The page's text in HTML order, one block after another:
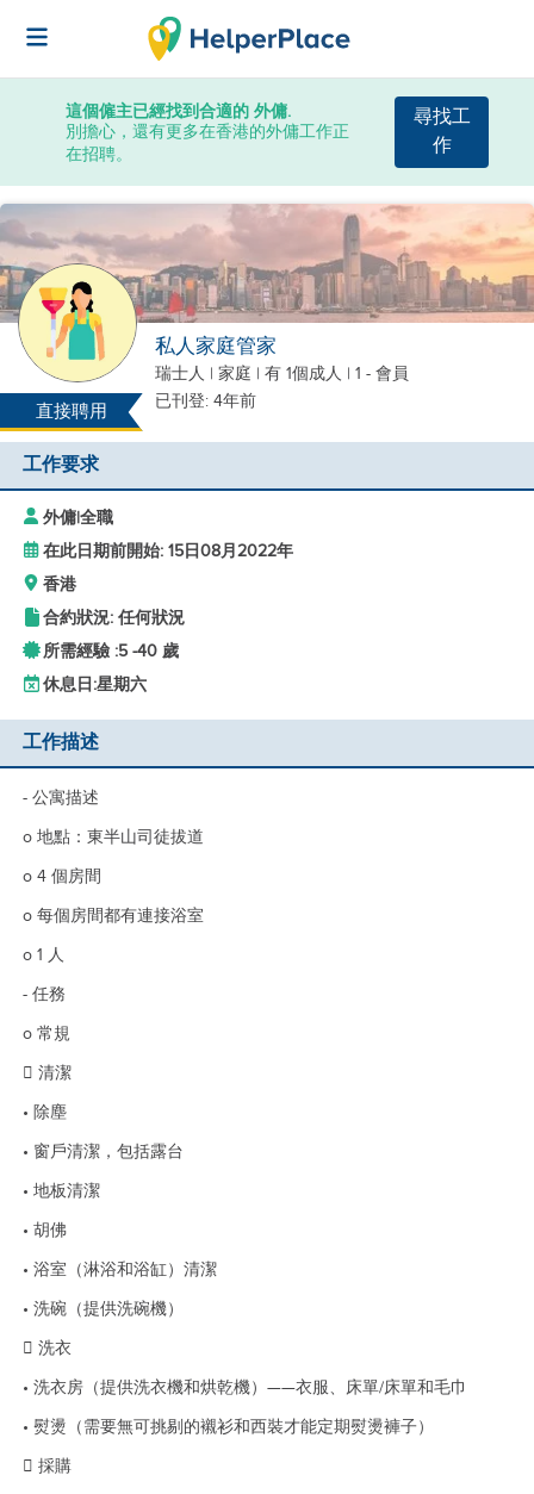
這個僱主已經找到合適的 外傭.
別擔心，還有更多在香港的外傭工作正
在招聘。
尋找工
作
直接聘用
私人家庭管家
瑞士人 | 家庭 | 有 1個成人 | 1 - 會員
已刊登: 4年前
工作要求
外傭|全職
在此日期前開始: 15日08月2022年
香港
合約狀況: 任何狀況
所需經驗 :5 -40 歲
休息日:星期六
工作描述
- 公寓描述
o 地點：東半山司徒拔道
o 4 個房間
o 每個房間都有連接浴室
o 1 人
- 任務
o 常規
 清潔
• 除塵
• 窗戶清潔，包括露台
• 地板清潔
• 胡佛
• 浴室（淋浴和浴缸）清潔
• 洗碗（提供洗碗機）
 洗衣
• 洗衣房（提供洗衣機和烘乾機）——衣服、床單/床單和毛巾
• 熨燙（需要無可挑剔的襯衫和西裝才能定期熨燙褲子）
 採購